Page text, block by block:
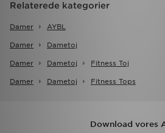
Relaterede kategorier
Damer AYBL
Damer Dametoj
Damer Dametoj Fitness Toj
Damer Dametoj Fitness Tops
Download vores